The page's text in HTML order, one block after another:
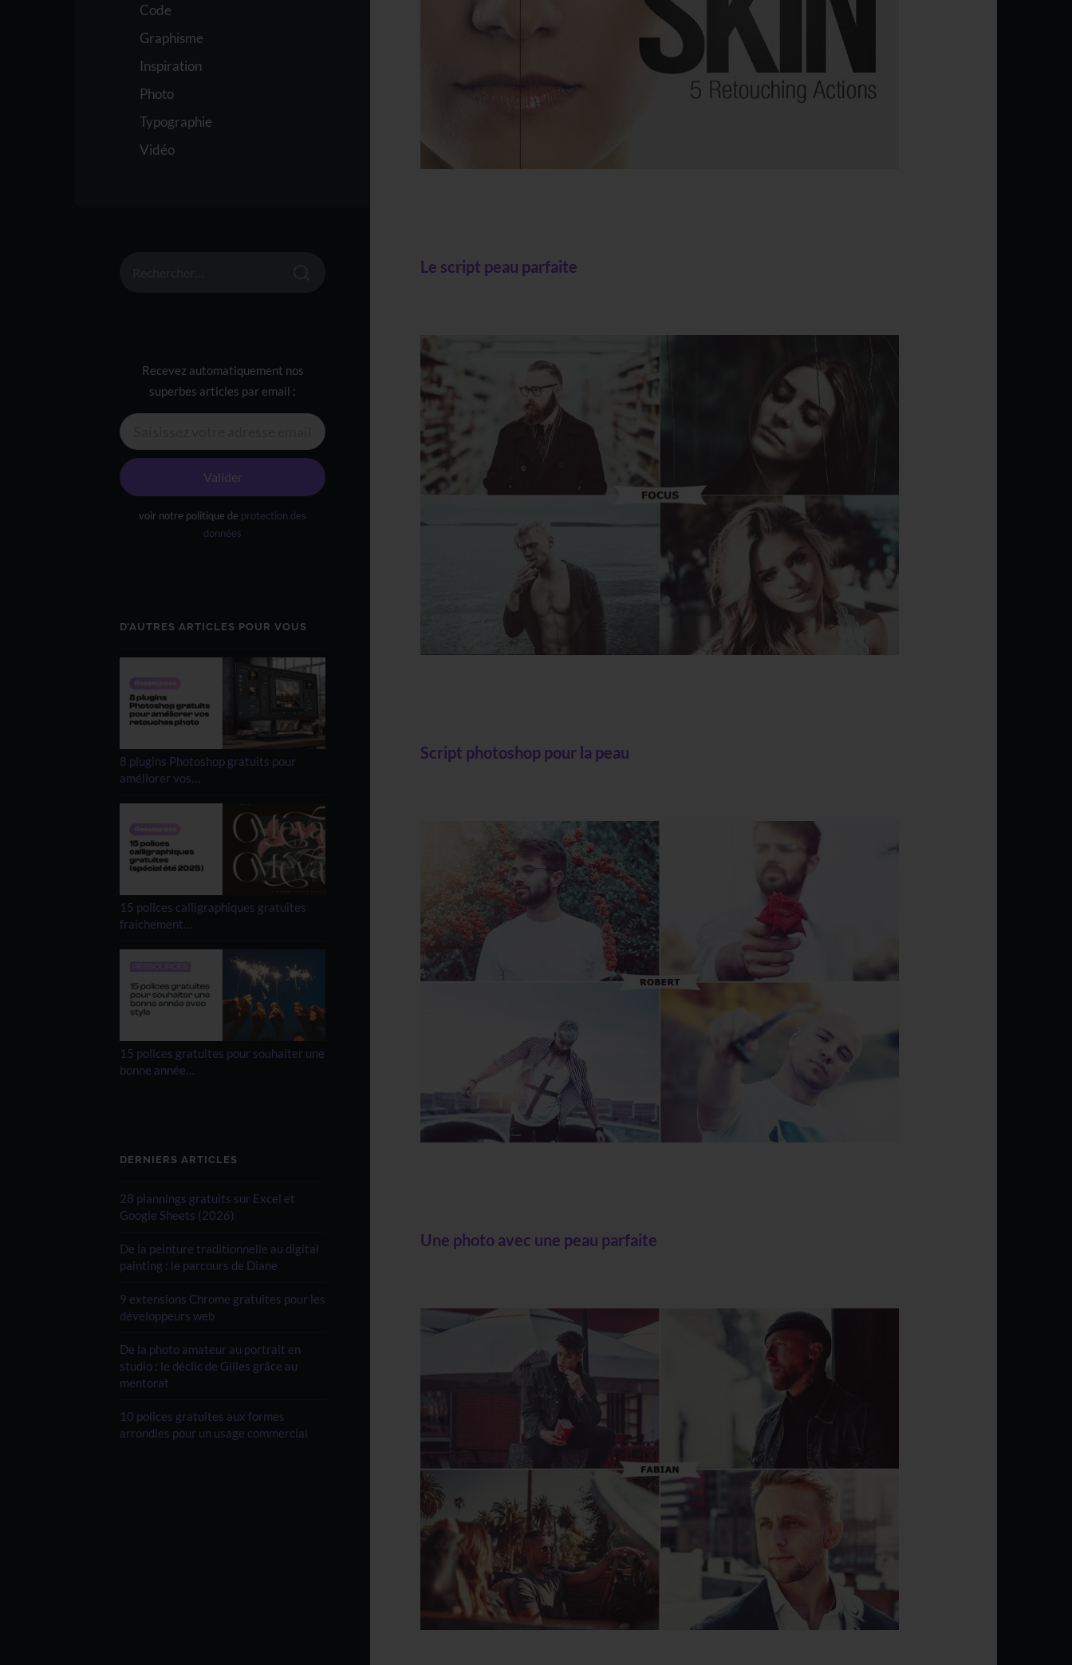
Code
Graphisme
Inspiration
Photo
Typographie
Vidéo
Recevez automatiquement nos
superbes articles par email :
Valider
voir notre politique de protection des
données
D’AUTRES ARTICLES POUR VOUS
8 plugins Photoshop gratuits pour
améliorer vos…
15 polices calligraphiques gratuites
fraichement…
15 polices gratuites pour souhaiter une
bonne année…
DERNIERS ARTICLES
28 plannings gratuits sur Excel et
Google Sheets (2026)
De la peinture traditionnelle au digital
painting : le parcours de Diane
9 extensions Chrome gratuites pour les
développeurs web
De la photo amateur au portrait en
studio : le déclic de Gilles grâce au
mentorat
10 polices gratuites aux formes
arrondies pour un usage commercial
Le script peau parfaite
Script photoshop pour la peau
Une photo avec une peau parfaite